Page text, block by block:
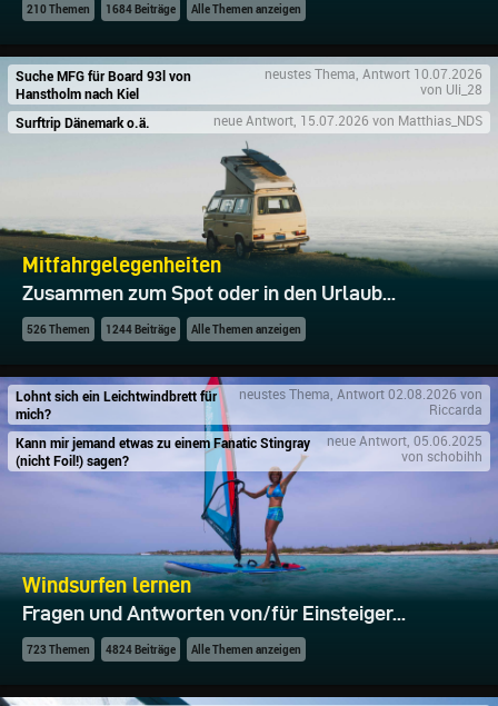
210 Themen 1684 Beiträge Alle Themen anzeigen
Suche MFG für Board 93l von
Hanstholm nach Kiel
neustes Thema, Antwort 10.07.2026
von Uli_28
Surftrip Dänemark o.ä. neue Antwort, 15.07.2026 von Matthias_NDS
Mitfahrgelegenheiten
Zusammen zum Spot oder in den Urlaub...
526 Themen 1244 Beiträge Alle Themen anzeigen
Lohnt sich ein Leichtwindbrett für
mich?
neustes Thema, Antwort 02.08.2026 von
Riccarda
Kann mir jemand etwas zu einem Fanatic Stingray
(nicht Foil!) sagen?
neue Antwort, 05.06.2025
von schobihh
Windsurfen lernen
Fragen und Antworten von/für Einsteiger...
723 Themen 4824 Beiträge Alle Themen anzeigen